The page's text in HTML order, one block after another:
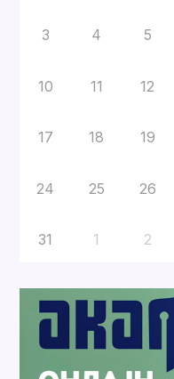
3 4 5
10 11 12
17 18 19
24 25 26
31 1 2